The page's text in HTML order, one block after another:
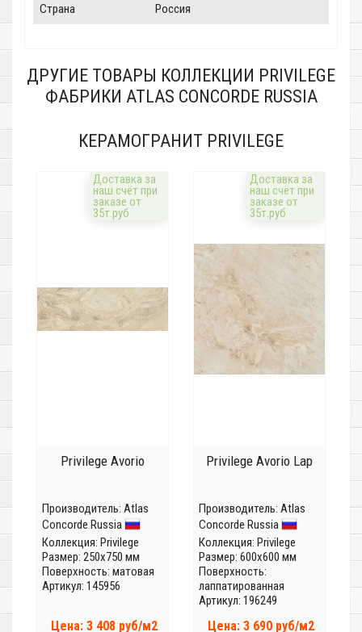
Страна Россия
ДРУГИЕ ТОВАРЫ КОЛЛЕКЦИИ PRIVILEGE
ФАБРИКИ ATLAS CONCORDE RUSSIA
КЕРАМОГРАНИТ PRIVILEGE
Доставка за
наш счёт при
заказе от
35т.руб
Privilege Avorio
Производитель: Atlas
Concorde Russia
Коллекция: Privilege
Размер: 250x750 мм
Поверхность: матовая
Артикул: 145956
Цена: 3 408 руб/м2
Доставка за
наш счёт при
заказе от
35т.руб
Privilege Avorio Lap
Производитель: Atlas
Concorde Russia
Коллекция: Privilege
Размер: 600x600 мм
Поверхность:
лаппатированная
Артикул: 196249
Цена: 3 690 руб/м2